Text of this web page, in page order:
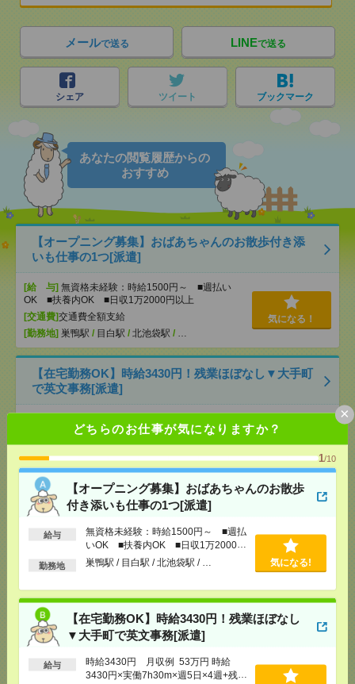
どちらのお仕事が気になりますか？
1/10
【オープニング募集】おばあちゃんのお散歩
付き添いも仕事の1つ[派遣]
給与
無資格未経験：時給1500円～ ■週払
いOK ■扶養内OK ■日収1万2000円
以上
勤務地 巣鴨駅 / 目白駅 / 北池袋駅 / … 気になる!
【在宅勤務OK】時給3430円！残業ほぼなし
▼大手町で英文事務[派遣]
給与
時給3430円 月収例 53万円 時給
3430円×実働7h30m×週5日×4週+残業
×
メールで送る LINEで送る
シェア ツイート ブックマーク
あなたの閲覧履歴からの
おすすめ
【オープニング募集】おばあちゃんのお散歩付き添
いも仕事の1つ[派遣]
[給 与] 無資格未経験：時給1500円～ ■週払い
OK ■扶養内OK ■日収1万2000円以上
[交通費]交通費全額支給
[勤務地] 巣鴨駅 / 目白駅 / 北池袋駅 / …
気になる！
【在宅勤務OK】時給3430円！残業ほぼなし▼大手町
で英文事務[派遣]
実働7h30m×週5日×4週+残業5h ※月収例を保証す
るものではありません。
[交通費]1ヶ月3万円を上限として実費支給
[月収例]
[勤務地]
大手町(東京都)駅から徒歩1分/東京駅から
徒歩7分
気になる！
【在宅勤務OK】時給3000円！10～16時＊残業ほぼな
し▼新日本橋で一般事務[派遣]
[給 与]時給3000円 月収例 30万円 時給3000円×
実働5h×週5日×4週 ※月収例を保証するものではあ
りません。※給与即受取りサービス利用可（利用条
件有）
[交通費]1ヶ月3万円を上限として実費支給
[月収例]30万円～
新日本橋駅から徒歩3分/三越前駅から徒